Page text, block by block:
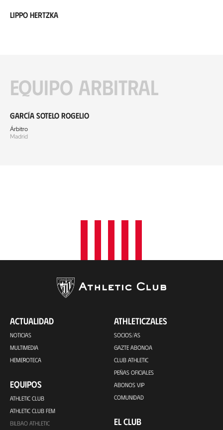
Lippo Hertzka
Equipo arbitral
García Sotelo Rogelio
Árbitro
Madrid
ACTUALIDAD
NOTICIAS
MULTIMEDIA
HEMEROTECA
EQUIPOS
ATHLETIC CLUB
ATHLETIC CLUB FEM
BILBAO ATHLETIC
ATHLETICZALES
SOCIOS/AS
GAZTE ABONOA
CLUB ATHLETIC
PEÑAS OFICIALES
ABONOS VIP
COMUNIDAD
EL CLUB